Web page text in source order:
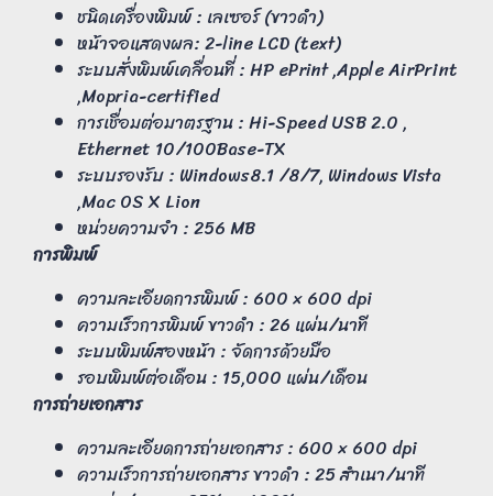
ชนิดเครื่องพิมพ์ : เลเซอร์ (ขาวดำ)
หน้าจอแสดงผล: 2-line LCD (text)
ระบบสั่งพิมพ์เคลื่อนที่ : HP ePrint ,Apple AirPrint
,Mopria-certified
การเชื่อมต่อมาตรฐาน : Hi-Speed USB 2.0 ,
Ethernet 10/100Base-TX
ระบบรองรับ : Windows8.1 /8/7, Windows Vista
,Mac OS X Lion
หน่วยความจำ : 256 MB
การพิมพ์
ความละเอียดการพิมพ์ : 600 × 600 dpi
ความเร็วการพิมพ์ ขาวดำ : 26 แผ่น/นาที
ระบบพิมพ์สองหน้า : จัดการด้วยมือ
รอบพิมพ์ต่อเดือน : 15,000 แผ่น/เดือน
การถ่ายเอกสาร
ความละเอียดการถ่ายเอกสาร : 600 × 600 dpi
ความเร็วการถ่ายเอกสาร ขาวดำ : 25 สำเนา/นาที